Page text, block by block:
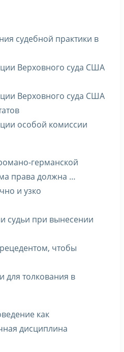
судебной практики в
Верховного суда США
Верховного суда США
особой комиссии
германской
права должна …
и узко
судьи при вынесении
чтобы
для толкования в
как
дисциплина